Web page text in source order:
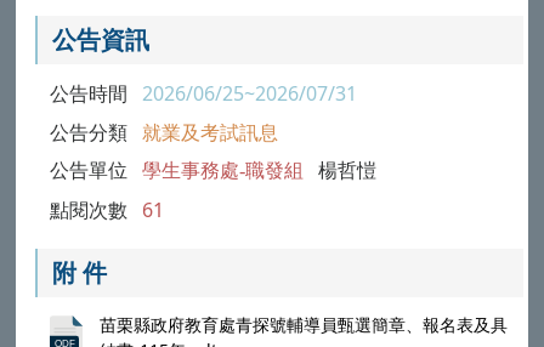
公告資訊
公告時間 2026/06/25~2026/07/31
公告分類 就業及考試訊息
公告單位 學生事務處-職發組 楊哲愷
點閱次數 61
附 件
苗栗縣政府教育處青探號輔導員甄選簡章、報名表及具